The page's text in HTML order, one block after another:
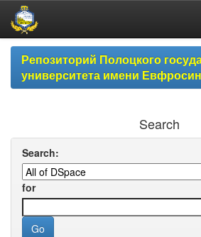
Skip
navigationРепозиторий Полоцкого
университета имени
Search
Search:
for